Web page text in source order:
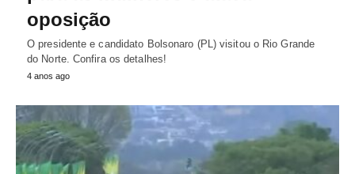
oposição
O presidente e candidato Bolsonaro (PL) visitou o Rio Grande
do Norte. Confira os detalhes!
4 anos ago